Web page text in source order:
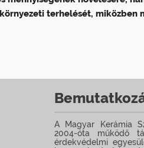
terhelését, miközben
A Magyar Kerámia
2004-óta működő
érdekvédelmi